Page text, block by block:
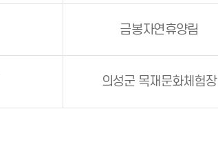
금봉자연휴양림
의성군 목재문화체험장